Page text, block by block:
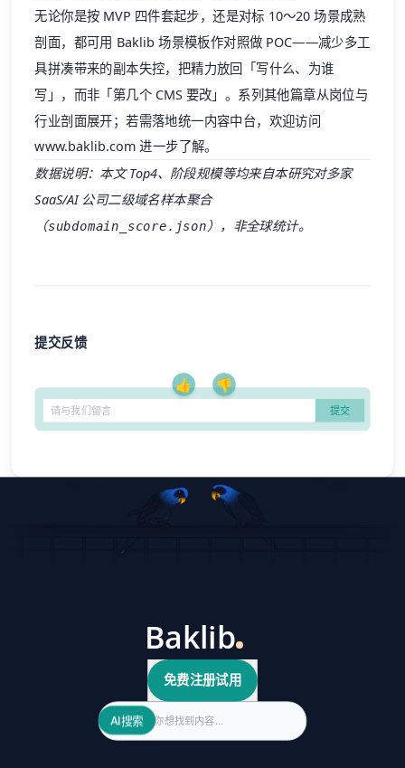
无论你是按 MVP 四件套起步，还是对标 10～20 场景成熟
剖面，都可用 Baklib 场景模板作对照做 POC——减少多工
具拼凑带来的副本失控，把精力放回「写什么、为谁
写」，而非「第几个 CMS 要改」。系列其他篇章从岗位与
行业剖面展开；若需落地统一内容中台，欢迎访问
www.baklib.com 进一步了解。
数据说明：本文 Top4、阶段规模等均来自本研究对多家
SaaS/AI 公司二级域名样本聚合
（subdomain_score.json），非全球统计。
提交反馈
👍 👎
免费注册试用
Search
AI搜索